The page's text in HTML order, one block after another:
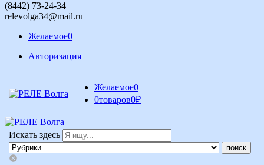
(8442) 73-24-34
relevolga34@mail.ru
Желаемое0
Авторизация
Желаемое0
0товаров0₽
Искать здесь